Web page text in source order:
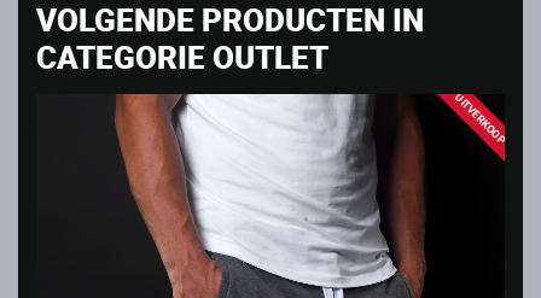
VOLGENDE PRODUCTEN IN
CATEGORIE OUTLET
UITVERKOOP